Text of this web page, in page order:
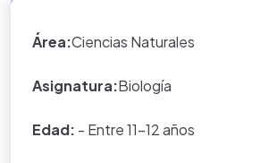
Área:Ciencias Naturales
Asignatura:Biología
Edad: - Entre 11-12 años